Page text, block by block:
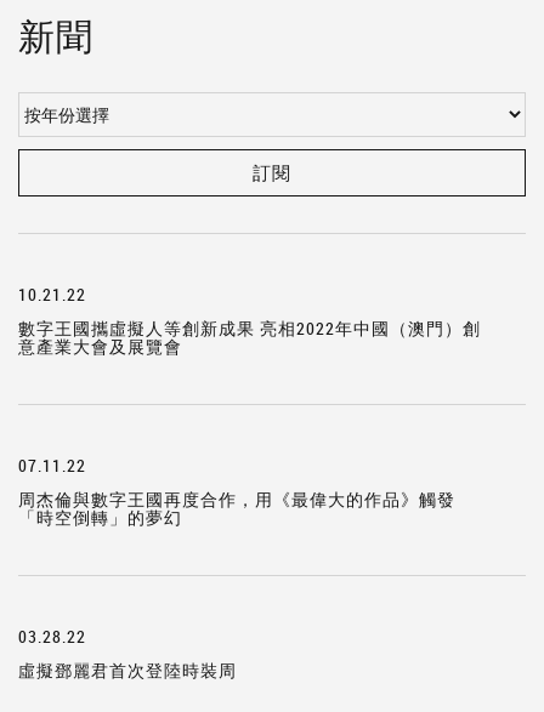
新聞
訂閱
10.21.22
數字王國攜虛擬人等創新成果 亮相2022年中國（澳門）創
意產業大會及展覽會
07.11.22
周杰倫與數字王國再度合作，用《最偉大的作品》觸發
「時空倒轉」的夢幻
03.28.22
虛擬鄧麗君首次登陸時裝周